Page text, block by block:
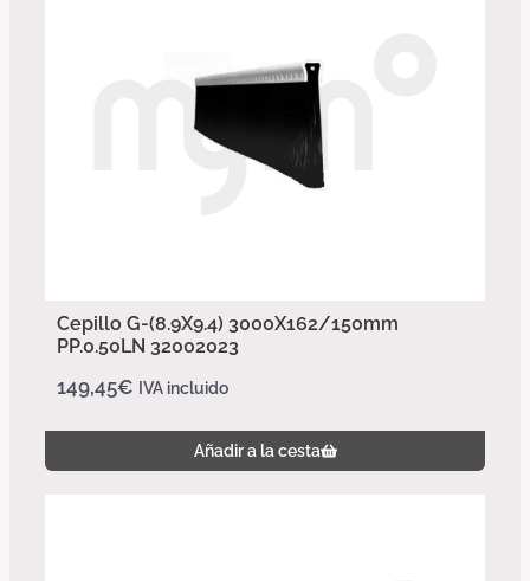
Cepillo G-(8.9X9.4) 3000X162/150mm
PP.0.50LN 32002023
149,45€ IVA incluido
Añadir a la cesta